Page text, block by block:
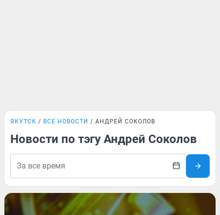
ЯКУТСК ВСЕ НОВОСТИ АНДРЕЙ СОКОЛОВ
Новости по тэгу Андрей Соколов